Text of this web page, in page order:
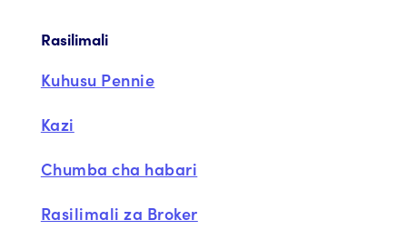
Rasilimali
Kuhusu Pennie
Kazi
Chumba cha habari
Rasilimali za Broker